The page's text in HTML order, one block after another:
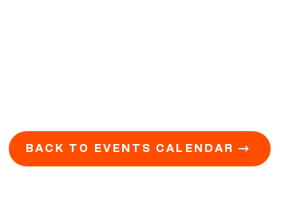
BACK TO EVENTS CALENDAR →